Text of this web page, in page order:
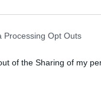
Processing Opt Outs
of the Sharing of my